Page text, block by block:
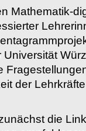
Mathematik-
der
die